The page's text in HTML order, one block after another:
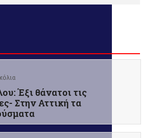
Έξι θάνατοι τις
Στην Αττική τα